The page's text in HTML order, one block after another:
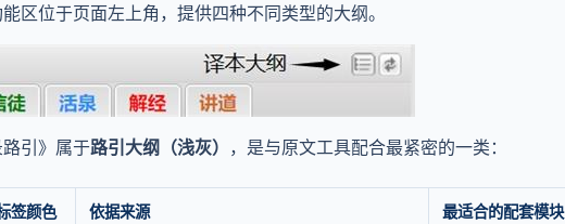
区位于页面左上角，提供四种不同类型的大纲。
路引》属于路引大纲（浅灰） ，是与原文工具配合最紧密的一类：
签颜色 依据来源 最适合的配套模块